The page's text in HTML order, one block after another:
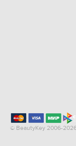
© BeautyKey 2006-